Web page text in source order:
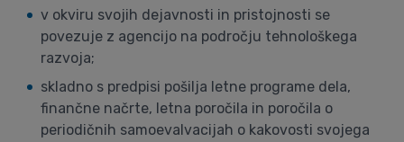
v okviru svojih dejavnosti in pristojnosti se
povezuje z agencijo na področju tehnološkega
razvoja;
skladno s predpisi pošilja letne programe dela,
finančne načrte, letna poročila in poročila o
periodičnih samoevalvacijah o kakovosti svojega